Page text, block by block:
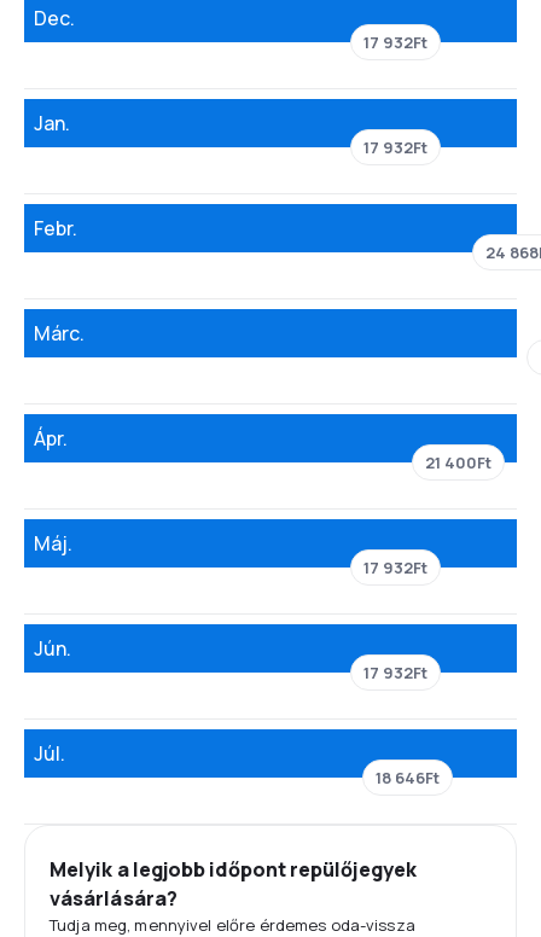
Dec.
17 932Ft
Jan.
17 932Ft
Febr.
24
Márc.
Ápr.
21 400Ft
Máj.
17 932Ft
Jún.
17 932Ft
Júl.
18 646Ft
Melyik a legjobb időpont repülőjegyek
vásárlására?
Tudja meg, mennyivel előre érdemes oda-vissza